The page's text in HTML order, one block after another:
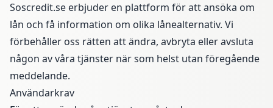
Soscredit.se erbjuder en plattform för att ansöka om
lån och få information om olika lånealternativ. Vi
förbehåller oss rätten att ändra, avbryta eller avsluta
någon av våra tjänster när som helst utan föregående
meddelande.
Användarkrav